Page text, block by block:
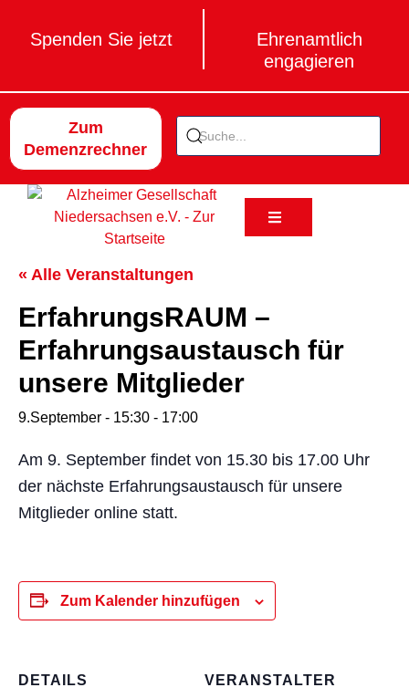
Spenden Sie jetzt
Ehrenamtlich
engagieren
Zum
Demenzrechner
« Alle Veranstaltungen
ErfahrungsRAUM –
Erfahrungsaustausch für
unsere Mitglieder
9.September - 15:30 - 17:00
Am 9. September findet von 15.30 bis 17.00 Uhr
der nächste Erfahrungsaustausch für unsere
Mitglieder online statt.
Zum Kalender hinzufügen
DETAILS
VERANSTALTER